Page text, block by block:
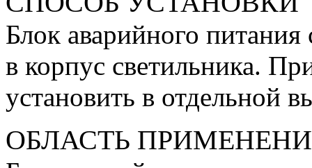
Блок аварийного
в корпус светильника.
установить в отдельной
ОБЛАСТЬ